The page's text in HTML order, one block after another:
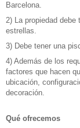
Barcelona.
2) La propiedad
estrellas.
3) Debe tener una
4) Además de los
factores que hacen
ubicación,
decoración.
Qué ofrecemos